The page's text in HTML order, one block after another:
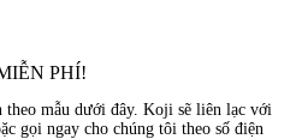
PHÍ!
mẫu dưới đây. Koji sẽ liên lạc với
gọi ngay cho chúng tôi theo số điện